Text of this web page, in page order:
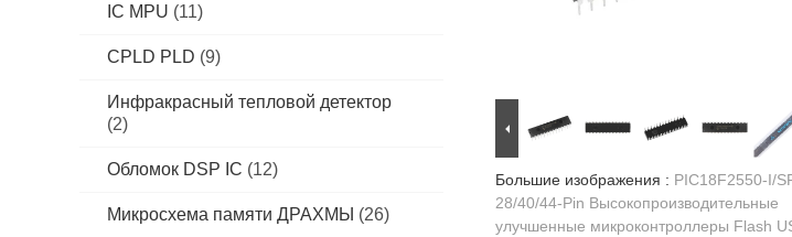
IC MPU (11)
CPLD PLD (9)
Инфракрасный тепловой детектор
(2)
Обломок DSP IC (12)
Микросхема памяти ДРАХМЫ (26)
Большие изображения : PIC18F2550-I/
28/40/44-Pin Высокопроизводительные
улучшенные микроконтроллеры Flash